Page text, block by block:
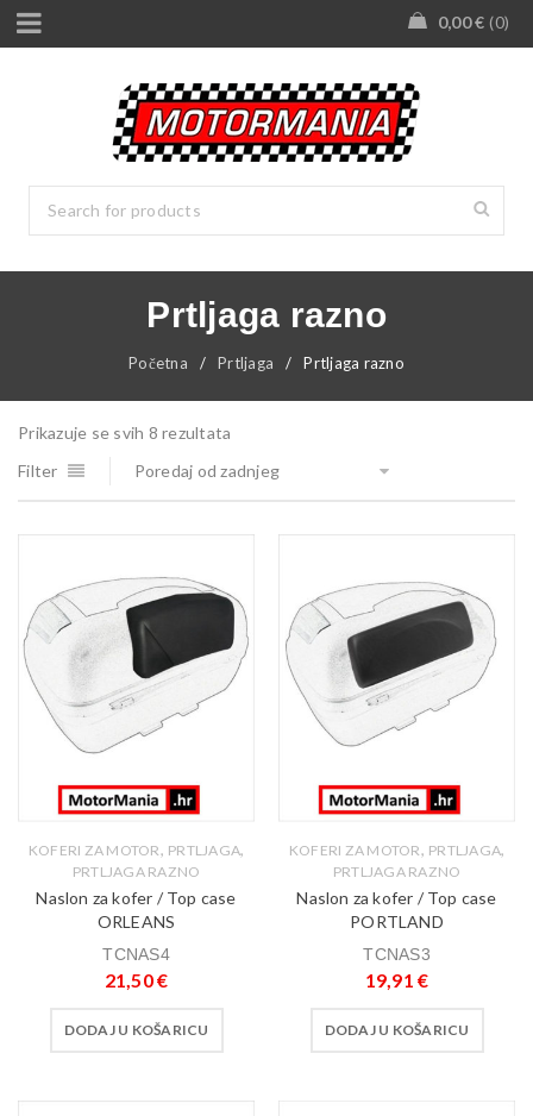
0,00€ 0
Prtljaga razno
Početna / Prtljaga / Prtljaga razno
Prikazuje se svih 8 rezultata
Filter
Poredaj od zadnjeg
KOFERI ZA MOTOR, PRTLJAGA,
PRTLJAGA RAZNO
Naslon za kofer / Top case
ORLEANS
TCNAS4
21,50€
DODAJ U KOŠARICU
KOFERI ZA MOTOR, PRTLJAGA,
PRTLJAGA RAZNO
Naslon za kofer / Top case
PORTLAND
TCNAS3
19,91€
DODAJ U KOŠARICU